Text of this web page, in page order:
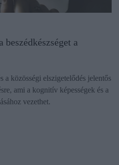
a
a közösségi elszigetelődés jelentős
ami a kognitív képességek és a
vezethet.